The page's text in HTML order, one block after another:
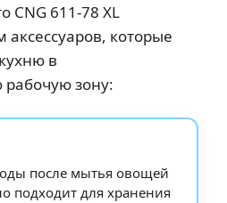
CNG 611-78 XL
аксессуаров, которые
в
зону:
после мытья овощей
подходит для хранения